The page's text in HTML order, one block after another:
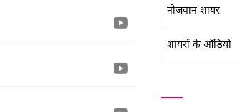
नौजवान शायर
शायरों के ऑडियो